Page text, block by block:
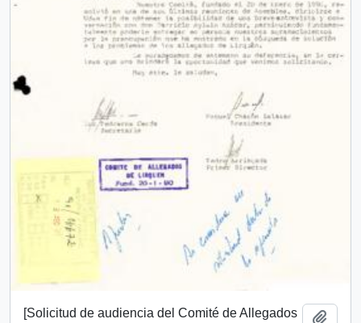
[Solicitud de audiencia del Comité de Allegados